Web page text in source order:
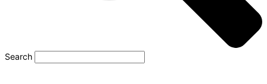
Search